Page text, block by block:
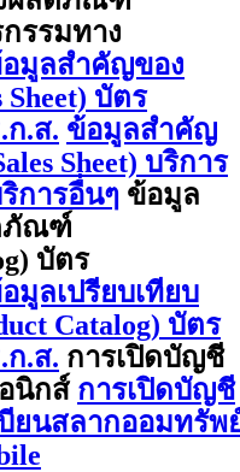
กรรมทาง
มูลสำคัญของ
บัตร
ก.ส. ข้อมูลสำคัญ
Sheet) บริการ
การอื่นๆ ข้อมูล
ภัณฑ์
บัตร
มูลเปรียบเทียบ
Catalog) บัตร
ก.ส. การเปิดบัญชี
นิกส์ การเปิดบัญชี
ยนสลากออมทรัพ